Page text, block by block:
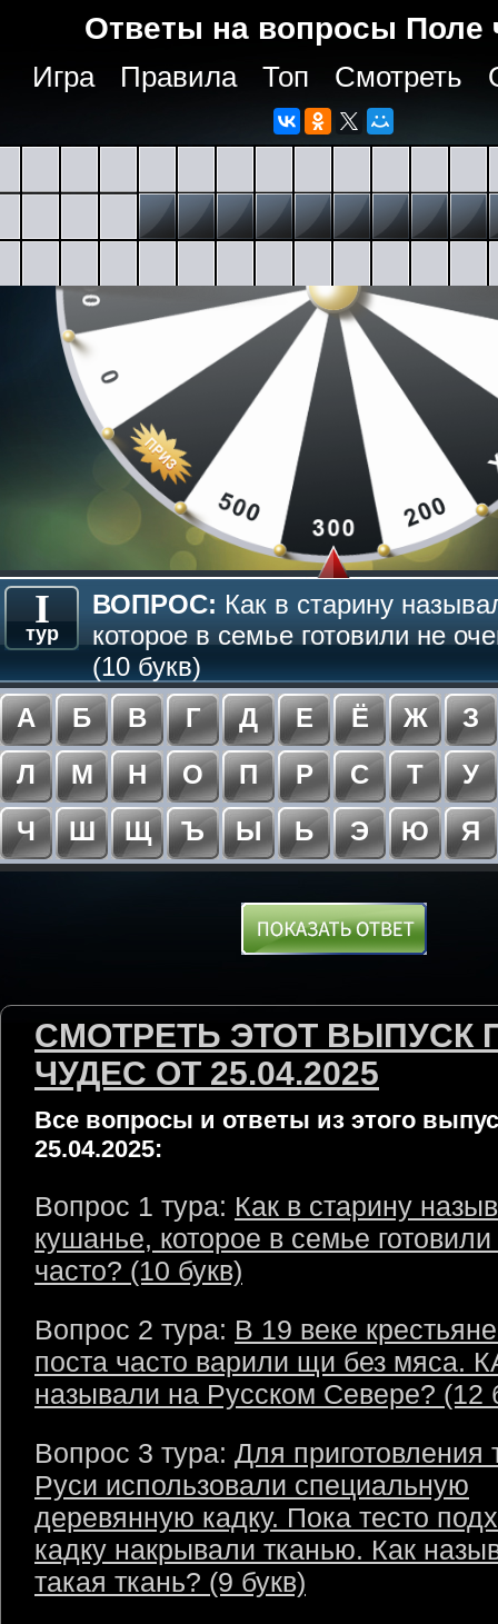
Ответы на вопросы Поле
Игра Правила Топ Смотреть
I
тур
ВОПРОС: Как в старину
которое в семье готовили не
(10 букв)
А
Б В Г Д Е Ё Ж
З
Л
М Н О П Р С Т
У
Ч
Ш Щ Ъ Ы Ь Э Ю Я
СМОТРЕТЬ ЭТОТ ВЫПУСК
ЧУДЕС ОТ 25.04.2025
Все вопросы и ответы из этого
25.04.2025:
Вопрос 1 тура: Как в старину
кушанье, которое в семье
часто? (10 букв)
Вопрос 2 тура: В 19 веке
поста часто варили щи без мяса.
называли на Русском Севере? (12
Вопрос 3 тура: Для приготовления
Руси использовали специальную
деревянную кадку. Пока тесто
кадку накрывали тканью. Как
такая ткань? (9 букв)